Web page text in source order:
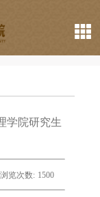
学院研究生
浏览次数: 1500